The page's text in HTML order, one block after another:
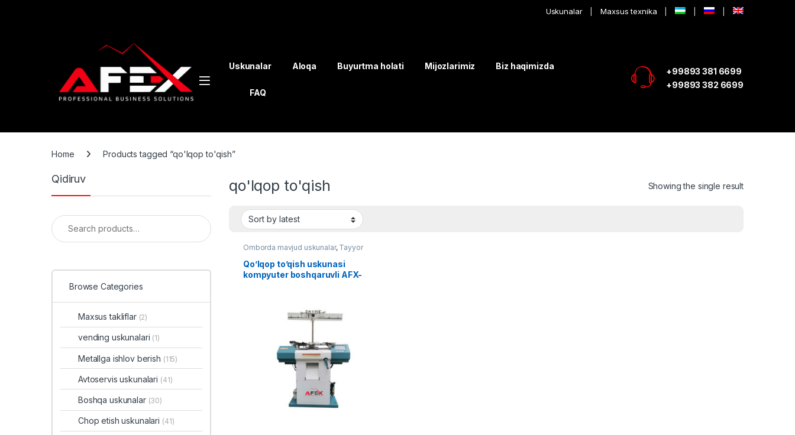
Uskunalar Maxsus texnika
Uskunalar Aloqa Buyurtma holati Mijozlarimiz Biz haqimizda
FAQ
+99893 381 6699
+99893 382 6699
Home Products tagged “qo'lqop to'qish”
qo'lqop to'qish Showing the single result
Omborda mavjud uskunalar, Tayyor
Yengil sanoat
Qo’lqop to’qish uskunasi
kompyuter boshqaruvli AFX-
Qidiruv
Search for:
Browse Categories
Maxsus takliflar (2)
vending uskunalari (1)
Metallga ishlov berish (115)
Avtoservis uskunalari (41)
Boshqa uskunalar (30)
Chop etish uskunalari (41)